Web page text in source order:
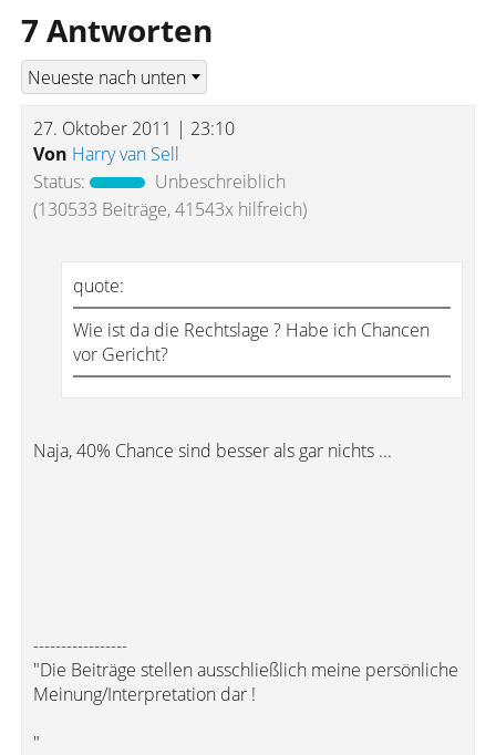
7 Antworten
27. Oktober 2011 | 23:10
Von Harry van Sell
Status:
Unbeschreiblich
(130533 Beiträge, 41543x hilfreich)
quote:
Wie ist da die Rechtslage ? Habe ich Chancen
vor Gericht?
Naja, 40% Chance sind besser als gar nichts ...
-----------------
"Die Beiträge stellen ausschließlich meine persönliche
Meinung/Interpretation dar !
"